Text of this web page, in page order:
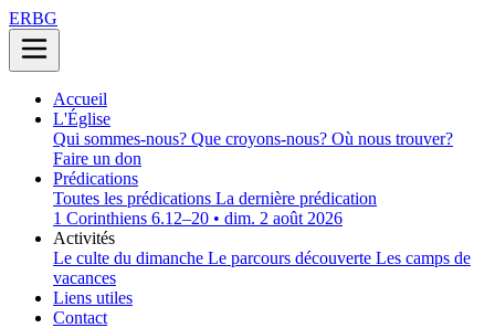
ERBG
Accueil
L'Église
Qui sommes-nous? Que croyons-nous? Où nous trouver?
Faire un don
Prédications
Toutes les prédications La dernière prédication
1 Corinthiens 6.12–20 • dim. 2 août 2026
Activités
Le culte du dimanche Le parcours découverte Les camps de
vacances
Liens utiles
Contact